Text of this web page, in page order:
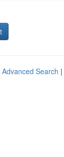
Advanced Search |